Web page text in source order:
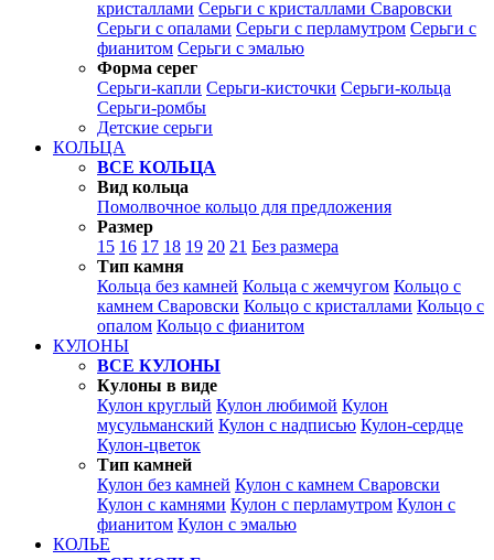
кристаллами Серьги с кристаллами Сваровски
Серьги с опалами Серьги с перламутром Серьги с
фианитом Серьги с эмалью
Форма серег
Серьги-капли Серьги-кисточки Серьги-кольца
Серьги-ромбы
Детские серьги
КОЛЬЦА
ВСЕ КОЛЬЦА
Вид кольца
Помолвочное кольцо для предложения
Размер
15 16 17 18 19 20 21 Без размера
Тип камня
Кольца без камней Кольца с жемчугом Кольцо с
камнем Сваровски Кольцо с кристаллами Кольцо с
опалом Кольцо с фианитом
КУЛОНЫ
ВСЕ КУЛОНЫ
Кулоны в виде
Кулон круглый Кулон любимой Кулон
мусульманский Кулон с надписью Кулон-сердце
Кулон-цветок
Тип камней
Кулон без камней Кулон с камнем Сваровски
Кулон с камнями Кулон с перламутром Кулон с
фианитом Кулон с эмалью
КОЛЬЕ